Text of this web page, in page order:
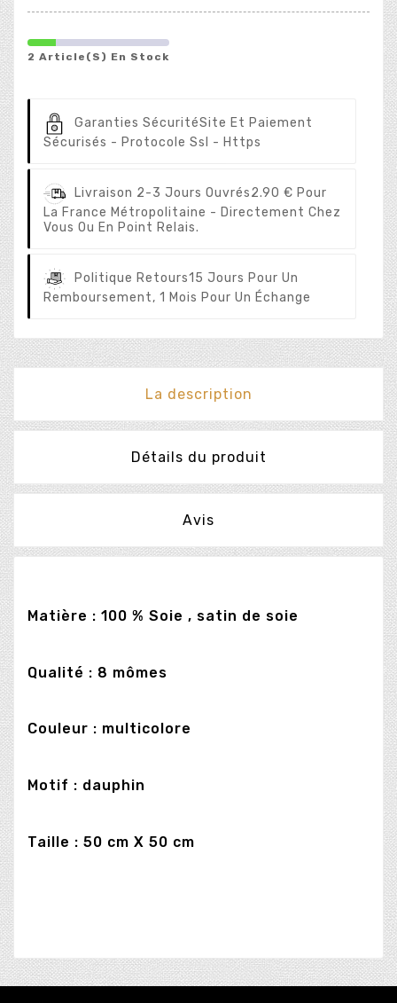
2 Article(s) En Stock
Garanties SécuritéSite Et Paiement
Sécurisés - Protocole Ssl - Https
Livraison 2-3 Jours Ouvrés2.90 € Pour
La France Métropolitaine - Directement Chez
Vous Ou En Point Relais.
Politique Retours15 Jours Pour Un
Remboursement, 1 Mois Pour Un Échange
La description
Détails du produit
Avis
Matière : 100 % Soie , satin de soie
Qualité : 8 mômes
Couleur : multicolore
Motif : dauphin
Taille : 50 cm X 50 cm